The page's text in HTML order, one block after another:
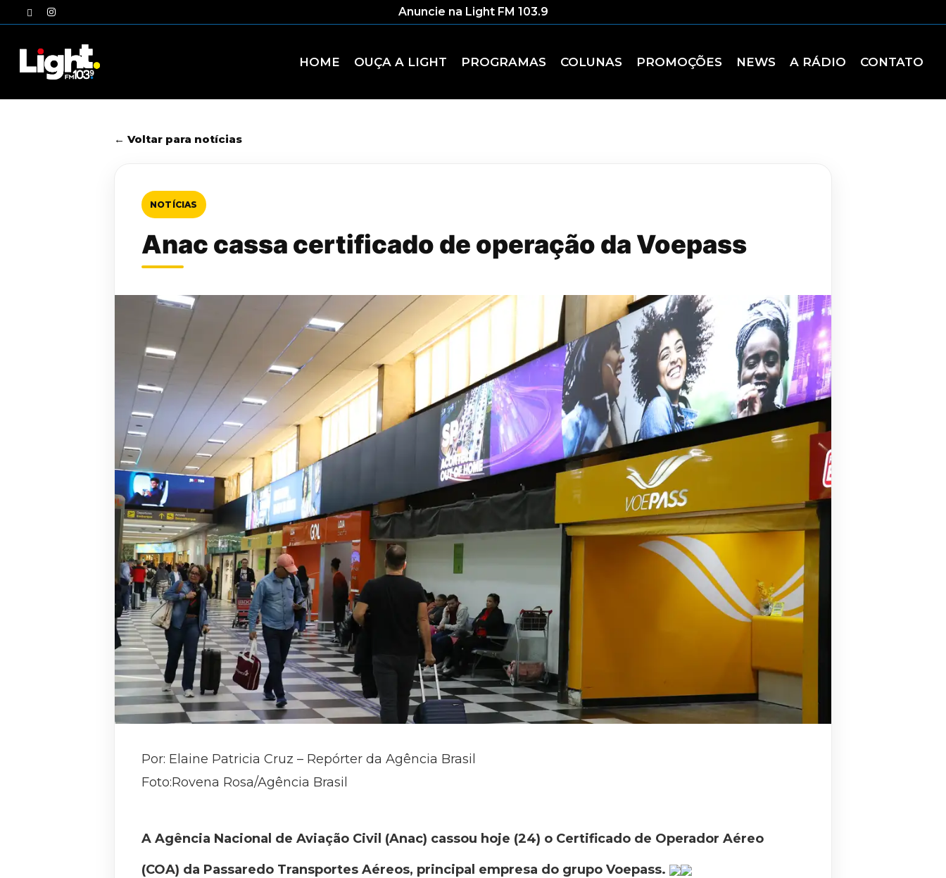
to
twitterinstagram Anuncie na Light FM 103.9
HOME OUÇA A LIGHT PROGRAMAS COLUNAS PROMOÇÕES NEWS A RÁDIO CONTATO
← Voltar para notícias
NOTÍCIAS
Anac cassa certificado de operação da Voepass
Por: Elaine Patricia Cruz – Repórter da Agência Brasil
Foto:Rovena Rosa/Agência Brasil
A Agência Nacional de Aviação Civil (Anac) cassou hoje (24) o Certificado de Operador Aéreo
(COA) da Passaredo Transportes Aéreos, principal empresa do grupo Voepass.